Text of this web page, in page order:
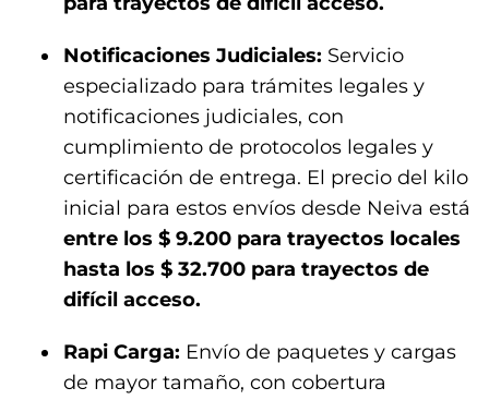
Notificaciones Judiciales: Servicio
especializado para trámites legales y
notificaciones judiciales, con
cumplimiento de protocolos legales y
certificación de entrega. El precio del kilo
inicial para estos envíos desde Neiva está
entre los $ 9.200 para trayectos locales
hasta los $ 32.700 para trayectos de
difícil acceso.
Rapi Carga: Envío de paquetes y cargas
de mayor tamaño, con cobertura